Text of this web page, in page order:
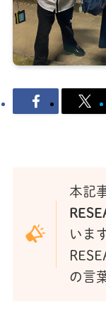
本記
いま
の言